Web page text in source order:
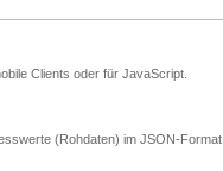
Clients oder für JavaScript.
(Rohdaten) im JSON-Format.